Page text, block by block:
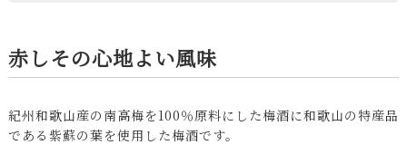
赤しその心地よい風味
紀州和歌山産の南高梅を100％原料にした梅酒に和歌山の特産品
である紫蘇の葉を使用した梅酒です。